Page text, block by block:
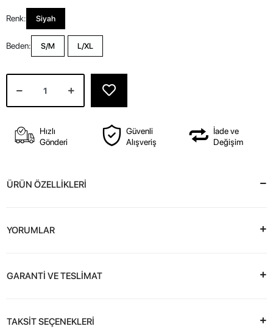
Renk: Siyah
Beden: S/M L/XL
Hızlı
Gönderi
Güvenli
Alışveriş
İade ve
Değişim
ÜRÜN ÖZELLİKLERİ
YORUMLAR
GARANTİ VE TESLİMAT
TAKSİT SEÇENEKLERİ